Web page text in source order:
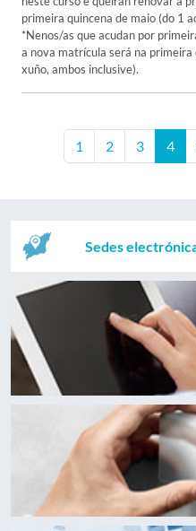
primeira quincena de maio (do 1
*Nenos/as que acudan por
a nova matrícula será na
xuño, ambos inclusive).
1 2 3 4
Sedes